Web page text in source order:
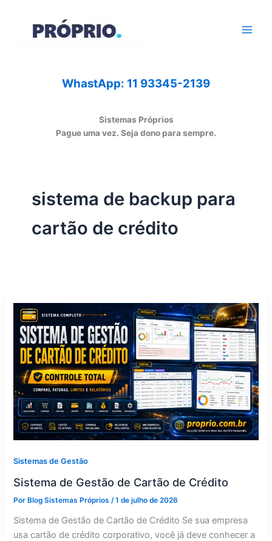
WhastApp: 11 93345-2139
Sistemas Próprios
Pague uma vez. Seja dono para sempre.
sistema de backup para
cartão de crédito
Sistemas de Gestão
Sistema de Gestão de Cartão de Crédito
PorBlog Sistemas Próprios/1 de julho de 2026
Sistema de Gestão de Cartão de Crédito Se sua empresa
usa cartão de crédito corporativo, você já deve conhecer a